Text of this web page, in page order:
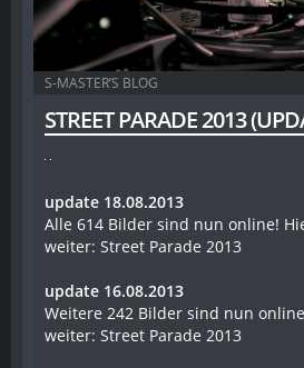
S-MASTER’S BLOG
STREET PARADE 2013
update 18.08.2013
Alle 614 Bilder sind nun online!
weiter: Street Parade 2013
update 16.08.2013
Weitere 242 Bilder sind nun
weiter: Street Parade 2013